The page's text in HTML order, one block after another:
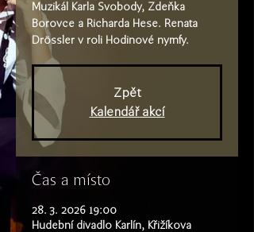
Muzikál Karla Svobody, Zdeňka
Borovce a Richarda Hese. Renata
Zpět
Kalendář akcí
Čas a místo
28. 3. 2026 19:00
Hudební divadlo Karlín, Křižíkova